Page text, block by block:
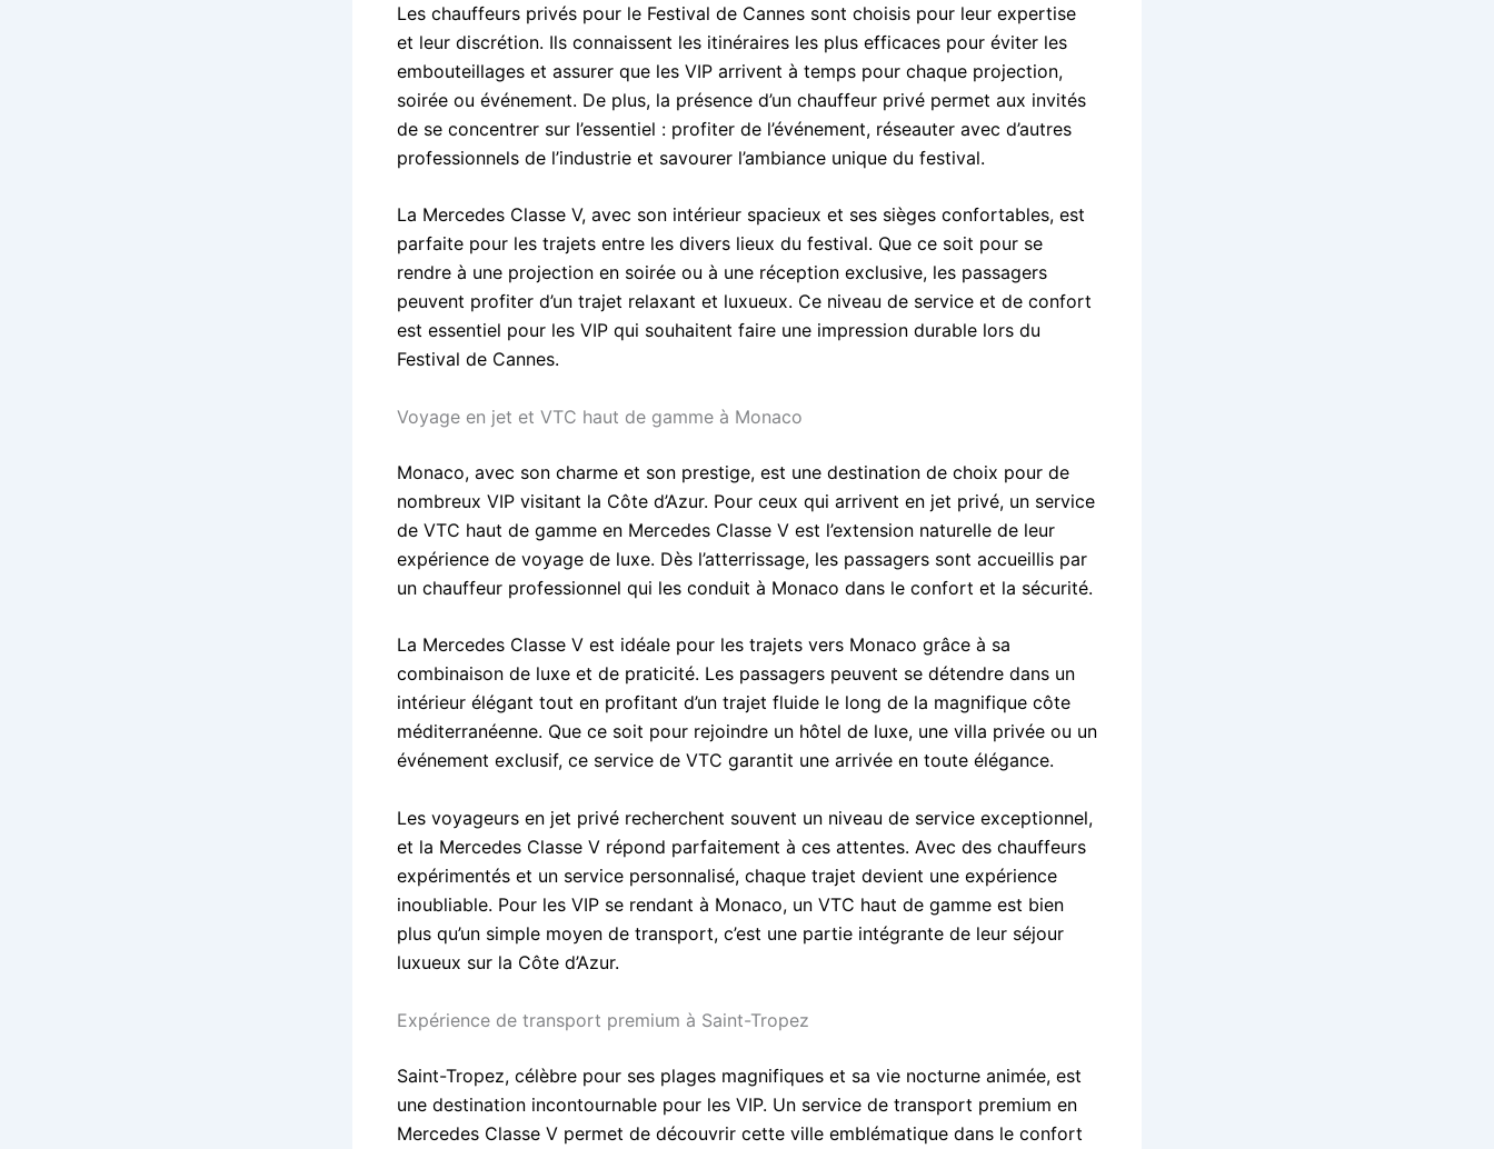
Les chauffeurs privés pour le Festival de Cannes sont choisis pour leur expertise
et leur discrétion. Ils connaissent les itinéraires les plus efficaces pour éviter les
embouteillages et assurer que les VIP arrivent à temps pour chaque projection,
soirée ou événement. De plus, la présence d’un chauffeur privé permet aux invités
de se concentrer sur l’essentiel : profiter de l’événement, réseauter avec d’autres
professionnels de l’industrie et savourer l’ambiance unique du festival.
La Mercedes Classe V, avec son intérieur spacieux et ses sièges confortables, est
parfaite pour les trajets entre les divers lieux du festival. Que ce soit pour se
rendre à une projection en soirée ou à une réception exclusive, les passagers
peuvent profiter d’un trajet relaxant et luxueux. Ce niveau de service et de confort
est essentiel pour les VIP qui souhaitent faire une impression durable lors du
Festival de Cannes.
Voyage en jet et VTC haut de gamme à Monaco
Monaco, avec son charme et son prestige, est une destination de choix pour de
nombreux VIP visitant la Côte d’Azur. Pour ceux qui arrivent en jet privé, un service
de VTC haut de gamme en Mercedes Classe V est l’extension naturelle de leur
expérience de voyage de luxe. Dès l’atterrissage, les passagers sont accueillis par
un chauffeur professionnel qui les conduit à Monaco dans le confort et la sécurité.
La Mercedes Classe V est idéale pour les trajets vers Monaco grâce à sa
combinaison de luxe et de praticité. Les passagers peuvent se détendre dans un
intérieur élégant tout en profitant d’un trajet fluide le long de la magnifique côte
méditerranéenne. Que ce soit pour rejoindre un hôtel de luxe, une villa privée ou un
événement exclusif, ce service de VTC garantit une arrivée en toute élégance.
Les voyageurs en jet privé recherchent souvent un niveau de service exceptionnel,
et la Mercedes Classe V répond parfaitement à ces attentes. Avec des chauffeurs
expérimentés et un service personnalisé, chaque trajet devient une expérience
inoubliable. Pour les VIP se rendant à Monaco, un VTC haut de gamme est bien
plus qu’un simple moyen de transport, c’est une partie intégrante de leur séjour
luxueux sur la Côte d’Azur.
Expérience de transport premium à Saint-Tropez
Saint-Tropez, célèbre pour ses plages magnifiques et sa vie nocturne animée, est
une destination incontournable pour les VIP. Un service de transport premium en
Mercedes Classe V permet de découvrir cette ville emblématique dans le confort